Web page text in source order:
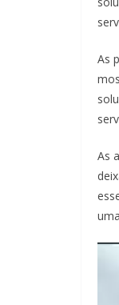
As
As